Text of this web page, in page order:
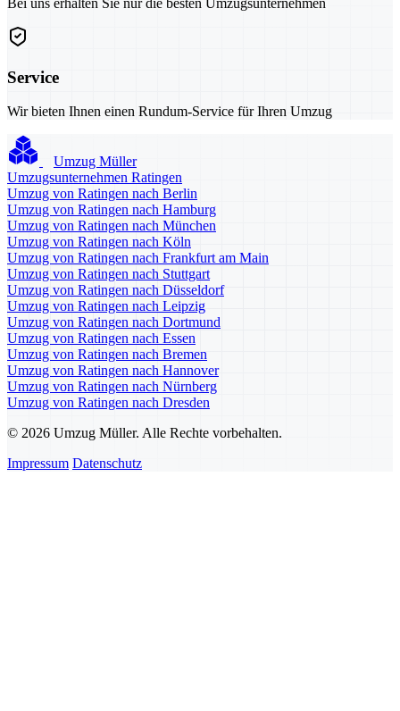
Service
Wir bieten Ihnen einen Rundum-Service für Ihren Umzug
Umzug Müller
Umzugsunternehmen Ratingen
Umzug von Ratingen nach Berlin
Umzug von Ratingen nach Hamburg
Umzug von Ratingen nach München
Umzug von Ratingen nach Köln
Umzug von Ratingen nach Frankfurt am Main
Umzug von Ratingen nach Stuttgart
Umzug von Ratingen nach Düsseldorf
Umzug von Ratingen nach Leipzig
Umzug von Ratingen nach Dortmund
Umzug von Ratingen nach Essen
Umzug von Ratingen nach Bremen
Umzug von Ratingen nach Hannover
Umzug von Ratingen nach Nürnberg
Umzug von Ratingen nach Dresden
© 2026 Umzug Müller. Alle Rechte vorbehalten.
Impressum Datenschutz